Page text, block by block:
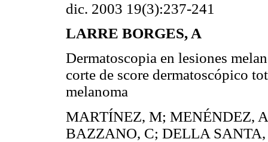
dic. 2003 19(3):237-241
LARRE BORGES, A
Dermatoscopia en lesiones
corte de score dermatoscópico
melanoma
MARTÍNEZ, M; MENÉNDEZ,
BAZZANO, C; DELLA SANTA,